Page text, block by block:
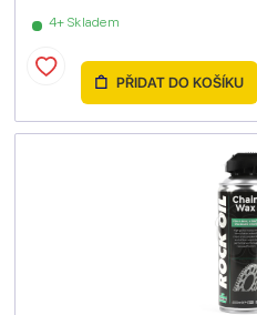
4+ Skladem
PŘIDAT DO KOŠÍKU